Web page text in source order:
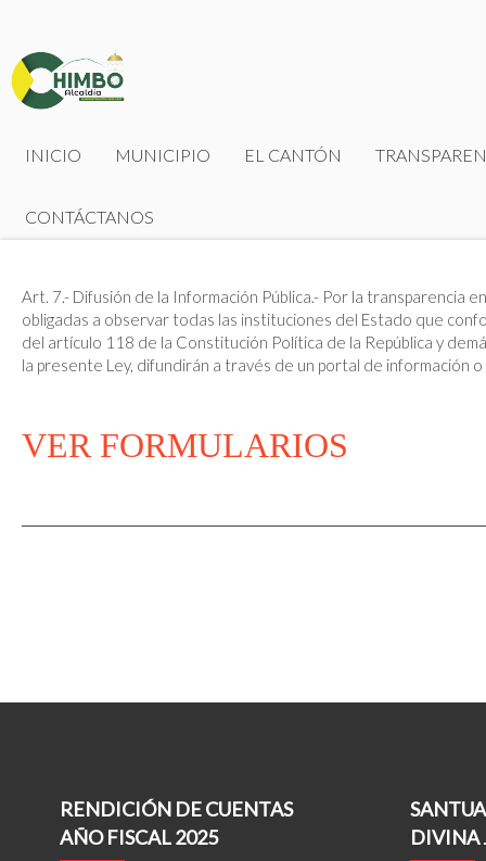
INICIO MUNICIPIO EL CANTÓN
CONTÁCTANOS
Art. 7.- Difusión de la Información Pública.- Por la transparencia
obligadas a observar todas las instituciones del Estado que
del artículo 118 de la Constitución Política de la República y
la presente Ley, difundirán a través de un portal de información o
VER FORMULARIOS
RENDICIÓN DE CUENTAS
AÑO FISCAL 2025
DIVINA